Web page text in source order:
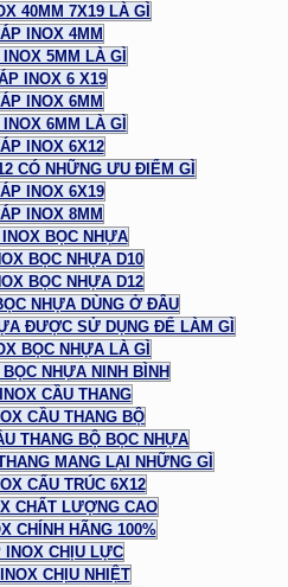
40MM 7X19 LÀ GÌ
INOX 4MM
INOX 5MM LÀ GÌ
INOX 6 X19
INOX 6MM
INOX 6MM LÀ GÌ
INOX 6X12
CÓ NHỮNG ƯU ĐIỂM GÌ
INOX 6X19
INOX 8MM
BỌC NHỰA
BỌC NHỰA D10
BỌC NHỰA D12
NHỰA DÙNG Ở ĐÂU
ĐƯỢC SỬ DỤNG ĐỂ LÀM GÌ
BỌC NHỰA LÀ GÌ
NHỰA NINH BÌNH
CẦU THANG
CẦU THANG BỘ
THANG BỘ BỌC NHỰA
MANG LẠI NHỮNG GÌ
CẤU TRÚC 6X12
CHẤT LƯỢNG CAO
CHÍNH HÃNG 100%
INOX CHỊU LỰC
CHỊU NHIỆT